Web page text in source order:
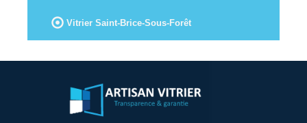
Vitrier Saint-Brice-Sous-Forêt